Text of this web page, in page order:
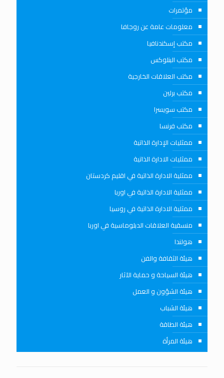
مؤتمرات
معلومات عامة عن روجافا
مكتب إسكندنافيا
مكتب البنلوكس
مكتب العلاقات الخارجية
مكتب برلين
مكتب سويسرا
مكتب فرنسا
ممثليات الإدارة الذاتية
ممثليات الادارة الذاتية
ممثلية الادارة الذاتية في اقليم كردستان
ممثلية الادارة الذاتية في اوربا
ممثلية الادارة الذاتية في روسيا
منسقية العلاقات الدبلوماسية في اوربا
هولندا
هيئة الثقافة والفن
هيئة السياحة و حماية الآثار
هيئة الشؤون و العمل
هيئة الشباب
هيئة الطاقة
هيئة المرأة